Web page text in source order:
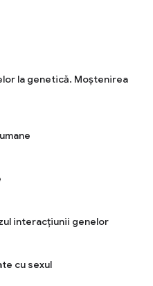
la genetică. Moștenirea
interacțiunii genelor
cu sexul